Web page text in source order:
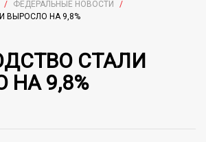
/ ФЕДЕРАЛЬНЫЕ НОВОСТИ
/
ВЫРОСЛО НА 9,8%
СТАЛИ
9,8%